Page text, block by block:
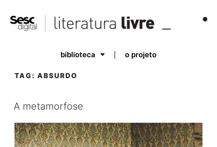
biblioteca o projeto
TAG: ABSURDO
A metamorfose